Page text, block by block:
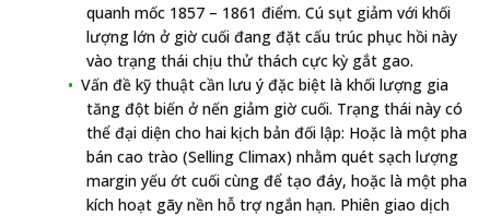
quanh mốc 1857 – 1861 điểm. Cú sụt giảm với khối
lượng lớn ở giờ cuối đang đặt cấu trúc phục hồi này
vào trạng thái chịu thử thách cực kỳ gắt gao.
Vấn đề kỹ thuật cần lưu ý đặc biệt là khối lượng gia
tăng đột biến ở nến giảm giờ cuối. Trạng thái này có
thể đại diện cho hai kịch bản đối lập: Hoặc là một pha
bán cao trào (Selling Climax) nhằm quét sạch lượng
margin yếu ớt cuối cùng để tạo đáy, hoặc là một pha
kích hoạt gãy nền hỗ trợ ngắn hạn. Phiên giao dịch